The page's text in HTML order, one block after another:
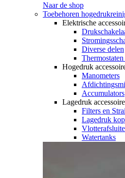
Naar de shop
Toebehoren
Elektrische
Diverse delen
Hogedruk
Manometers
Accumulators
Lagedruk
Filters en
Lagedruk
Watertanks